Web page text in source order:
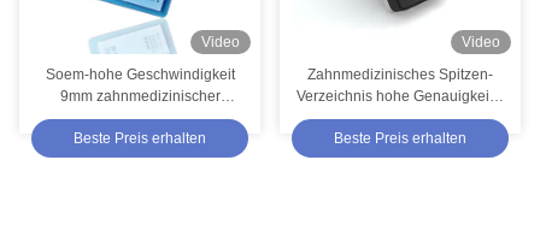
Video
Soem-hohe Geschwindigkeit
9mm zahnmedizinischer
Diamond Burs For Medical
Treatment
Beste Preis erhalten
Video
Zahnmedizinisches Spitzen-
Verzeichnis hohe Genauigkeits-
LCD-Bildschirm-Bluetooths im
Endodontics
Beste Preis erhalten